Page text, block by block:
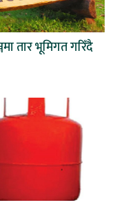
तार भूमिगत गरिँदै